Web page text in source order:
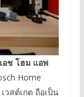
อช โฮม แอพ
Home
วสต์เกต ถือเป็น